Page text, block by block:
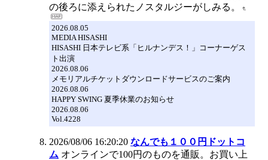
の後ろに添えられたノスタルジーがしみる。
2026.08.05
MEDIA HISASHI
HISASHI 日本テレビ系「ヒルナンデス！」コーナーゲス
ト出演
2026.08.06
メモリアルチケットダウンロードサービスのご案内
2026.08.06
HAPPY SWING 夏季休業のお知らせ
2026.08.06
Vol.4228
2026/08/06 16:20:20 なんでも１００円ドットコ
ム オンラインで100円のものを通販。お買い上